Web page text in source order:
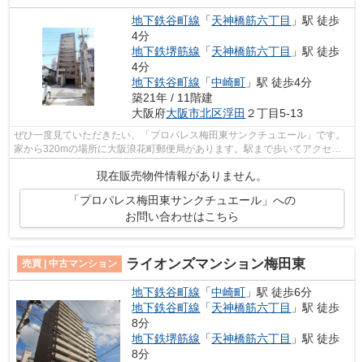
地下鉄谷町線 「天神橋筋六丁目 」駅 徒歩
4分
地下鉄堺筋線 「天神橋筋六丁目 」駅 徒歩
4分
地下鉄谷町線 「中崎町 」駅 徒歩4分
築21年 / 11階建
大阪府大阪市北区浮田 ２丁目5-13
ぜひ一度見ていただきたい、「プロパレス梅田東サンクチュエール」です。
家から320mの場所に大阪浪花町郵便局があります。駅まで歩いてアクセス
できる、徒歩4分圏内の物件です。こちら...
現在販売物件情報がありません。
「プロパレス梅田東サンクチュエール」への
お問い合わせはこちら
売買 | 中古マンション ライオンズマンション梅田東
地下鉄谷町線 「中崎町 」駅 徒歩6分
地下鉄谷町線 「天神橋筋六丁目 」駅 徒歩
8分
地下鉄堺筋線 「天神橋筋六丁目 」駅 徒歩
8分